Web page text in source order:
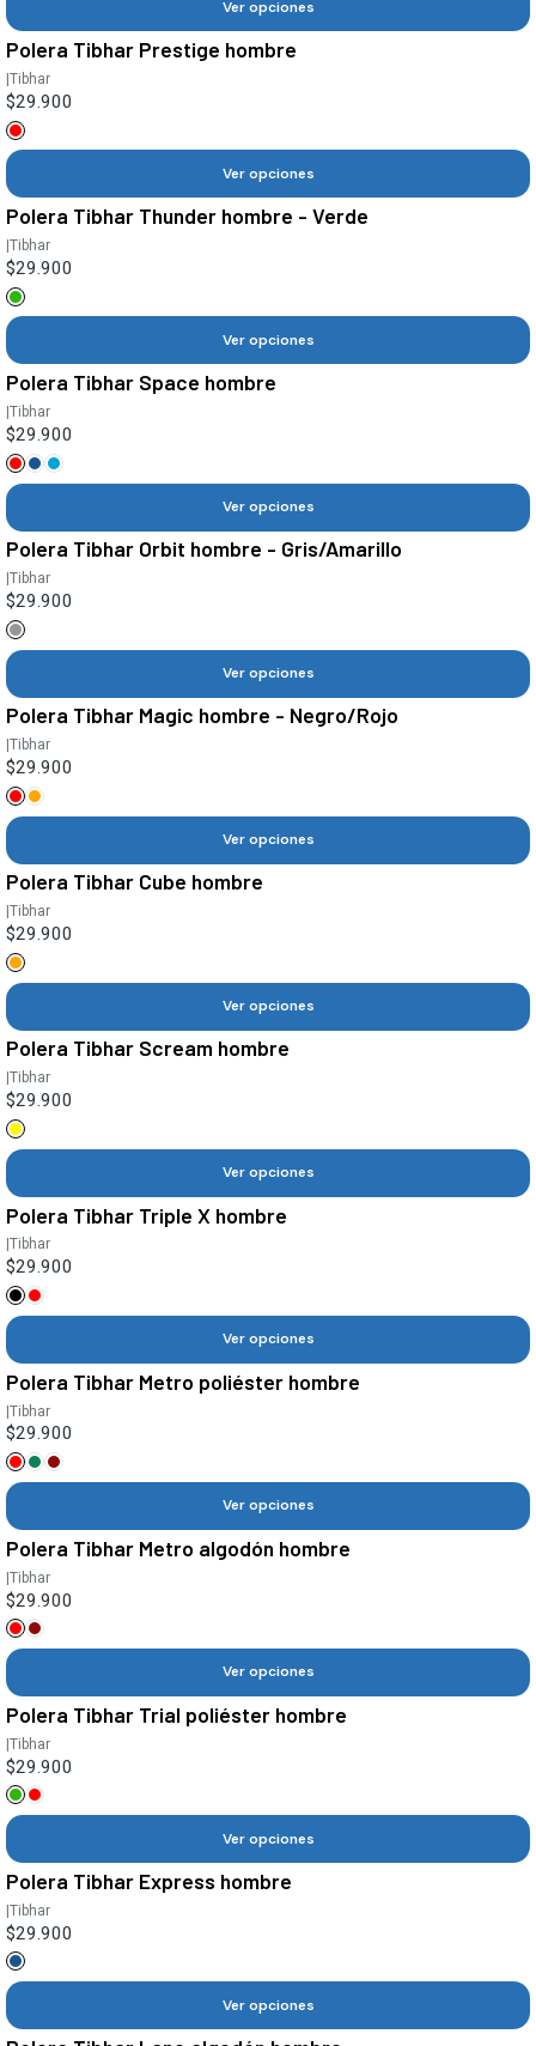
Ver opciones
Polera Tibhar Prestige hombre
|Tibhar
$29.900
Ver opciones
Polera Tibhar Thunder hombre - Verde
|Tibhar
$29.900
Ver opciones
Polera Tibhar Space hombre
|Tibhar
$29.900
Ver opciones
Polera Tibhar Orbit hombre - Gris/Amarillo
|Tibhar
$29.900
Ver opciones
Polera Tibhar Magic hombre - Negro/Rojo
|Tibhar
$29.900
Ver opciones
Polera Tibhar Cube hombre
|Tibhar
$29.900
Ver opciones
Polera Tibhar Scream hombre
|Tibhar
$29.900
Ver opciones
Polera Tibhar Triple X hombre
|Tibhar
$29.900
Ver opciones
Polera Tibhar Metro poliéster hombre
|Tibhar
$29.900
Ver opciones
Polera Tibhar Metro algodón hombre
|Tibhar
$29.900
Ver opciones
Polera Tibhar Trial poliéster hombre
|Tibhar
$29.900
Ver opciones
Polera Tibhar Express hombre
|Tibhar
$29.900
Ver opciones